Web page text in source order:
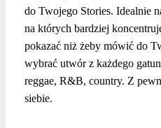
do Twojego Stories. Idealnie
na których bardziej
pokazać niż żeby mówić do
wybrać utwór z każdego
reggae, R&B, country. Z
siebie.